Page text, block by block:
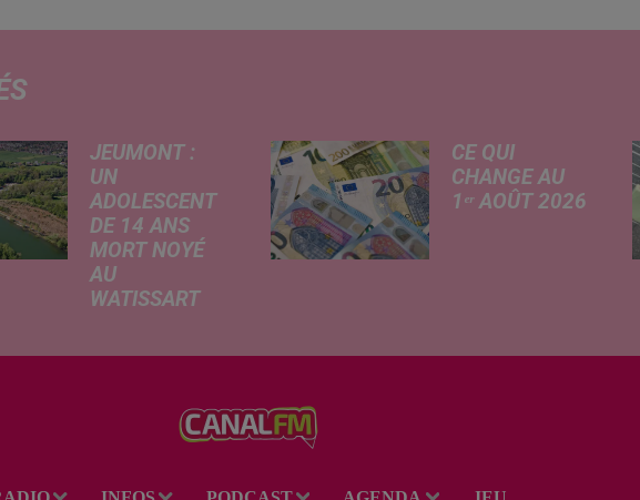
JEUMONT :
UN
ADOLESCENT
DE 14 ANS
MORT NOYÉ
AU
WATISSART
lundi par nos
confrères de La
CE QUI
CHANGE AU
1ᵉʳ AOÛT 2026
de frein sur le
rentrée scolaire...